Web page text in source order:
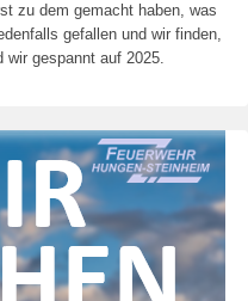
zu dem gemacht haben, was
gefallen und wir finden,
wir gespannt auf 2025.